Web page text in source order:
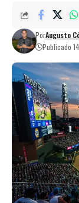
PorAugusto
Publicado